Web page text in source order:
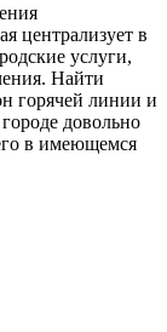
централизует в
услуги,
Найти
горячей линии и
довольно
в имеющемся